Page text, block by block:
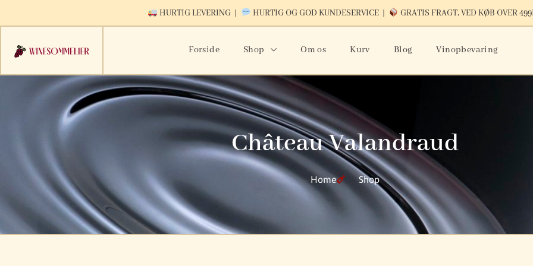
HURTIG LEVERING | HURTIG OG GOD KUNDESERVICE | GRATIS FRAGT, VED KØB OVER
Forside Shop Om os Kurv Blog Vinopbevaring
Château Valandraud
Home Shop